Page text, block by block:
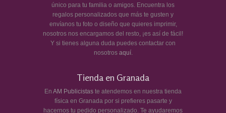
único para tu familia o amigos. Encuentra los
regalos personalizados que más te gusten y
envíanos tu foto o diseño que quieres imprimir,
nosotros nos encargamos del resto, ¡es así de fácil!
Y si tienes alguna duda puedes contactar con
nosotros aquí.
Tienda en Granada
En AM Publicistas te atendemos en nuestra tienda
física en Granada por si prefieres pasarte y
hacernos tu pedido personalizado. Te ayudaremos